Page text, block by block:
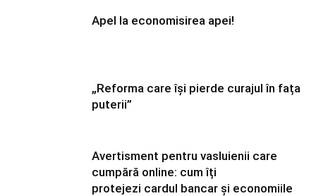
Apel la economisirea apei!
„Reforma care își pierde curajul în fața
puterii”
Avertisment pentru vasluienii care
cumpără online: cum îți
protejezi cardul bancar și economiile